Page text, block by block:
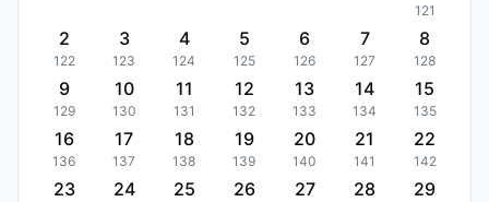
121
2
122
3
123
4
124
5
125
6
126
7
127
8
128
9
129
10
130
11
131
12
132
13
133
14
134
15
135
16
136
17
137
18
138
19
139
20
140
21
141
22
142
23 24 25 26 27 28 29